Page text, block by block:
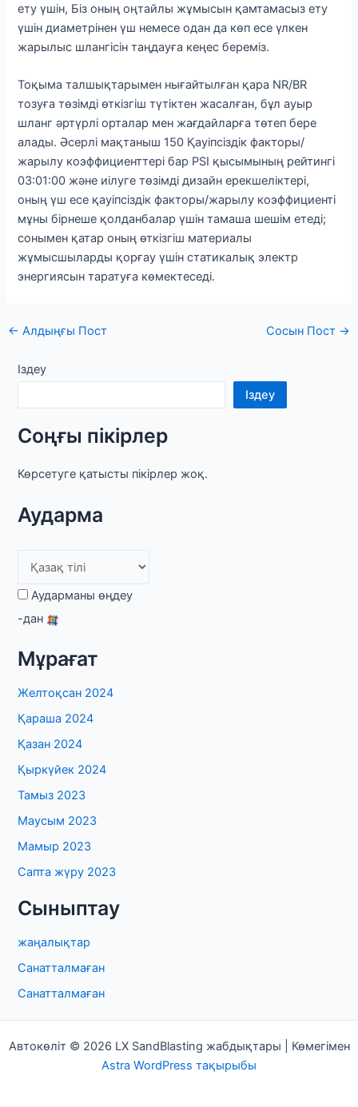
ету үшін, Біз оның оңтайлы жұмысын қамтамасыз ету
үшін диаметрінен үш немесе одан да көп есе үлкен
жарылыс шлангісін таңдауға кеңес береміз.
Тоқыма талшықтарымен нығайтылған қара NR/BR
тозуға төзімді өткізгіш түтіктен жасалған, бұл ауыр
шланг әртүрлі орталар мен жағдайларға төтеп бере
алады. Әсерлі мақтаныш 150 Қауіпсіздік факторы/
жарылу коэффициенттері бар PSI қысымының рейтингі
03:01:00 және иілуге ​​төзімді дизайн ерекшеліктері,
оның үш есе қауіпсіздік факторы/жарылу коэффициенті
мұны бірнеше қолданбалар үшін тамаша шешім етеді;
сонымен қатар оның өткізгіш материалы
жұмысшыларды қорғау үшін статикалық электр
энергиясын таратуға көмектеседі.
Пост
← Алдыңғы Пост Сосын Пост →
Іздеу
Іздеу
Соңғы пікірлер
Көрсетуге қатысты пікірлер жоқ.
Аударма
Аударманы өңдеу
-дан
Мұрағат
Желтоқсан 2024
Қараша 2024
Қазан 2024
Қыркүйек 2024
Тамыз 2023
Маусым 2023
Мамыр 2023
Сапта жүру 2023
Сыныптау
жаңалықтар
Санатталмаған
Санатталмаған
Автокөліт © 2026 LX SandBlasting жабдықтары | Көмегімен
Astra WordPress тақырыбы